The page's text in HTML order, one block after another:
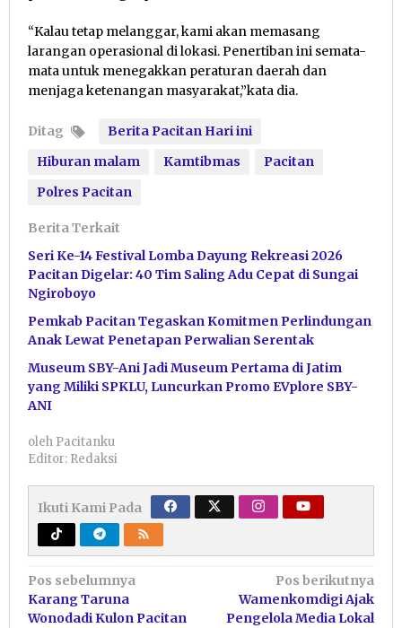
“Kalau tetap melanggar, kami akan memasang
larangan operasional di lokasi. Penertiban ini semata-
mata untuk menegakkan peraturan daerah dan
menjaga ketenangan masyarakat,”kata dia.
Ditag
Berita Pacitan Hari ini
Hiburan malam
Kamtibmas
Pacitan
Polres Pacitan
Berita Terkait
Seri Ke-14 Festival Lomba Dayung Rekreasi 2026
Pacitan Digelar: 40 Tim Saling Adu Cepat di Sungai
Ngiroboyo
Pemkab Pacitan Tegaskan Komitmen Perlindungan
Anak Lewat Penetapan Perwalian Serentak
Museum SBY-Ani Jadi Museum Pertama di Jatim
yang Miliki SPKLU, Luncurkan Promo EVplore SBY-
ANI
oleh Pacitanku
Editor: Redaksi
Ikuti Kami Pada
Navigasi
pos
Pos sebelumnya
Karang Taruna
Wonodadi Kulon Pacitan
Pos berikutnya
Wamenkomdigi Ajak
Pengelola Media Lokal